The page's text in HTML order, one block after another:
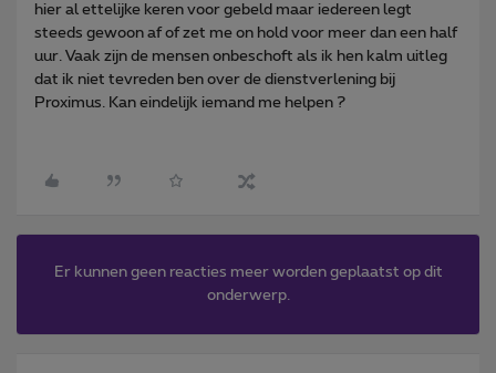
hier al ettelijke keren voor gebeld maar iedereen legt
steeds gewoon af of zet me on hold voor meer dan een half
uur. Vaak zijn de mensen onbeschoft als ik hen kalm uitleg
dat ik niet tevreden ben over de dienstverlening bij
Proximus. Kan eindelijk iemand me helpen ?
Er kunnen geen reacties meer worden geplaatst op dit
onderwerp.